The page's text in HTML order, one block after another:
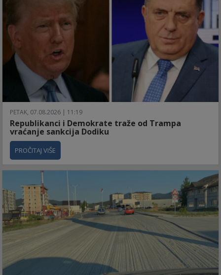
PETAK, 07.08.2026 | 11:19
Republikanci i Demokrate traže od Trampa
vraćanje sankcija Dodiku
PROČITAJ VIŠE